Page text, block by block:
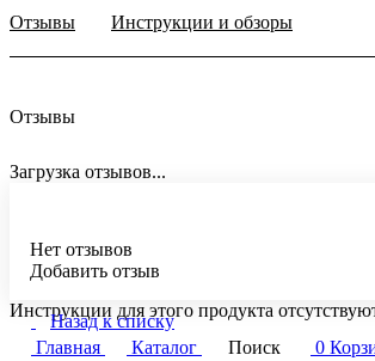
Отзывы Инструкции и обзоры
Отзывы
Загрузка отзывов...
Нет отзывов
Добавить отзыв
Инструкции для этого продукта
Назад к списку
Главная
Каталог Поиск 0